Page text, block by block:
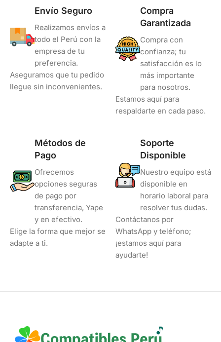
Envío Seguro
Realizamos envíos a
todo el Perú con la
empresa de tu
preferencia.
Aseguramos que tu pedido
llegue sin inconvenientes.
Compra
Garantizada
Compra con
confianza; tu
satisfacción es lo
más importante
para nosotros.
Estamos aquí para
respaldarte en cada paso.
Métodos de
Pago
Ofrecemos
opciones seguras
de pago por
transferencia, Yape
y en efectivo.
Elige la forma que mejor se
adapte a ti.
Soporte
Disponible
Nuestro equipo está
disponible en
horario laboral para
resolver tus dudas.
Contáctanos por
WhatsApp y teléfono;
¡estamos aquí para
ayudarte!